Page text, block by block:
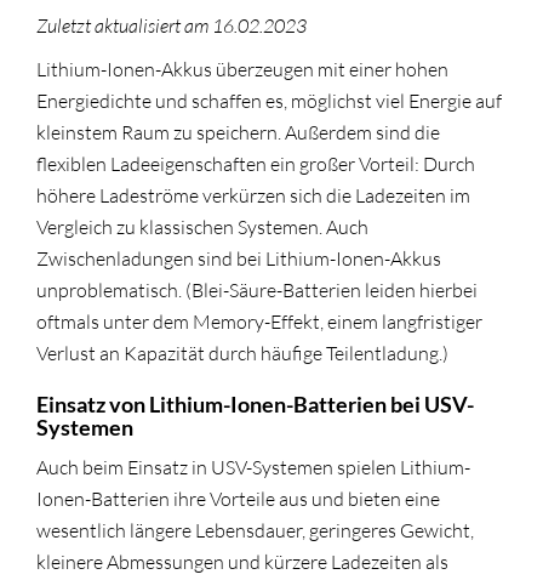
Zuletzt aktualisiert am 16.02.2023
Lithium-Ionen-Akkus überzeugen mit einer hohen
Energiedichte und schaffen es, möglichst viel Energie auf
kleinstem Raum zu speichern. Außerdem sind die
flexiblen Ladeeigenschaften ein großer Vorteil: Durch
höhere Ladeströme verkürzen sich die Ladezeiten im
Vergleich zu klassischen Systemen. Auch
Zwischenladungen sind bei Lithium-Ionen-Akkus
unproblematisch. (Blei-Säure-Batterien leiden hierbei
oftmals unter dem Memory-Effekt, einem langfristiger
Verlust an Kapazität durch häufige Teilentladung.)
Einsatz von Lithium-Ionen-Batterien bei USV-
Systemen
Auch beim Einsatz in USV-Systemen spielen Lithium-
Ionen-Batterien ihre Vorteile aus und bieten eine
wesentlich längere Lebensdauer, geringeres Gewicht,
kleinere Abmessungen und kürzere Ladezeiten als